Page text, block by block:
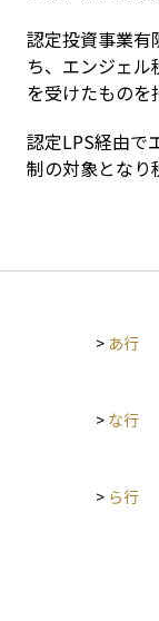
認定投資事業有
ち、エンジェ
を受けたものを
認定LPS経由で
制の対象となり
> あ行
> な行
> ら行